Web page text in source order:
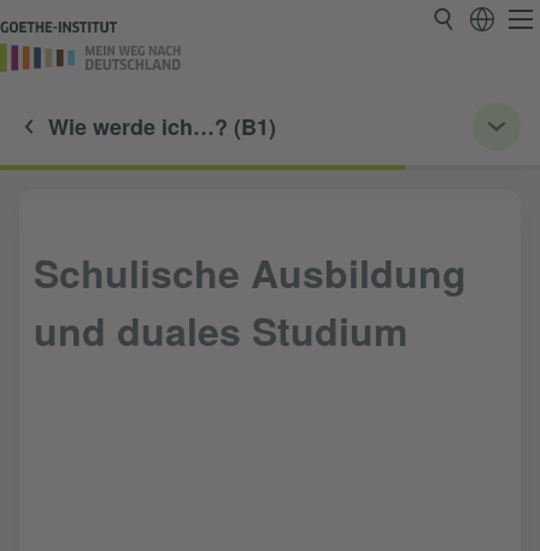
Wie werde ich…? (B1)
Schulische Ausbildung
und duales Studium